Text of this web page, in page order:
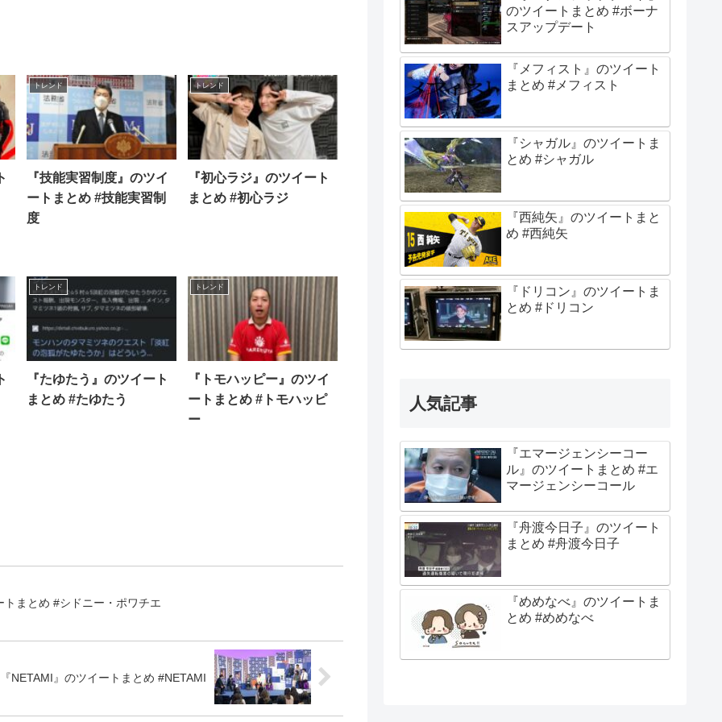
トレンド
『技能実習制度』のツイ
ートまとめ #技能実習制
度
トレンド
『初心ラジ』のツイート
まとめ #初心ラジ
トレンド
『たゆたう』のツイート
まとめ #たゆたう
トレンド
『トモハッピー』のツイ
ートまとめ #トモハッピ
ー
まとめ #シドニー・ポワチエ
『NETAMI』のツイートまとめ #NETAMI
のツイートまとめ #ボーナ
スアップデート
『メフィスト』のツイート
まとめ #メフィスト
『シャガル』のツイートま
とめ #シャガル
『西純矢』のツイートまと
め #西純矢
『ドリコン』のツイートま
とめ #ドリコン
人気記事
『エマージェンシーコー
ル』のツイートまとめ #エ
マージェンシーコール
『舟渡今日子』のツイート
まとめ #舟渡今日子
『めめなべ』のツイートま
とめ #めめなべ